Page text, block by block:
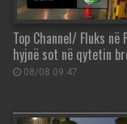
Top Channel/ Fluks
hyjnë sot në qytetin
08/08 09:47